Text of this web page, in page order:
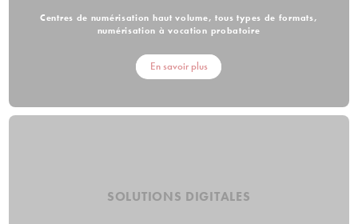
Centres de numérisation haut volume, tous types de formats,
numérisation à vocation probatoire
En savoir plus
SOLUTIONS DIGITALES